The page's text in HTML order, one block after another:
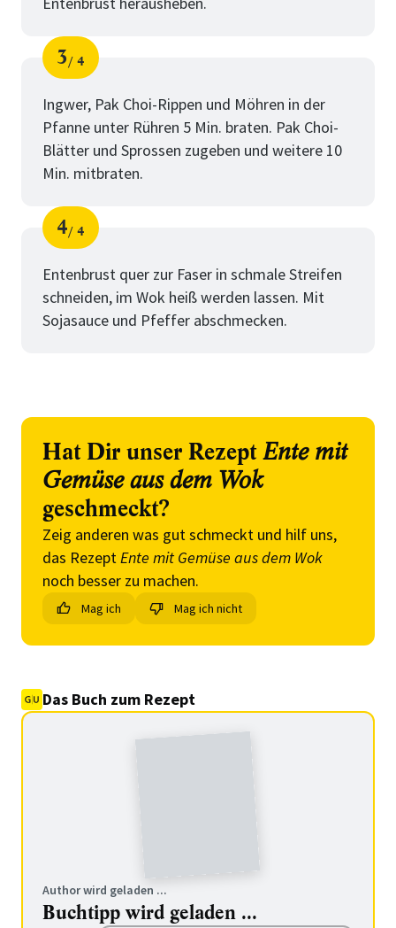
Schritt
3
von
4
Ingwer, Pak Choi-Rippen und Möhren in der
Pfanne unter Rühren 5 Min. braten. Pak Choi-
Blätter und Sprossen zugeben und weitere 10
Min. mitbraten.
Schritt
4
von
4
Entenbrust quer zur Faser in schmale Streifen
schneiden, im Wok heiß werden lassen. Mit
Sojasauce und Pfeffer abschmecken.
Hat Dir unser Rezept Ente mit
Gemüse aus dem Wok
geschmeckt?
Zeig anderen was gut schmeckt und hilf uns,
das RezeptEnte mit Gemüse aus dem Wok
noch besser zu machen.
Mag ich Mag ich nicht
Das Buch zum Rezept
Author wird geladen ...
Buchtipp wird geladen ...